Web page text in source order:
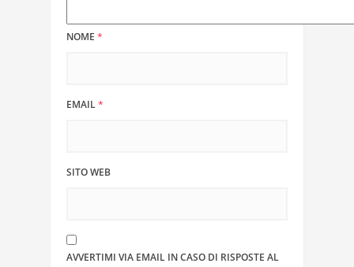
NOME *
EMAIL*
SITO WEB
AVVERTIMI VIA EMAIL IN CASO DI RISPOSTE AL